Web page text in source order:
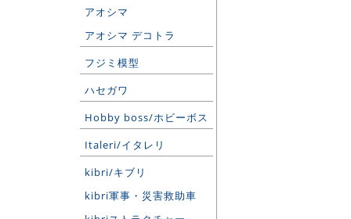
アオシマ
アオシマ デコトラ
フジミ模型
ハセガワ
Hobby boss/ホビーボス
Italeri/イタレリ
kibri/キブリ
kibri軍事・災害救助車